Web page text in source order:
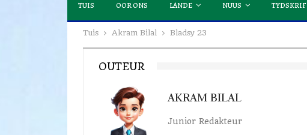
TUIS OOR ONS LANDE NUUS TYDSKRIF
Tuis Akram Bilal Bladsy 23
OUTEUR
AKRAM BILAL
Junior Redakteur